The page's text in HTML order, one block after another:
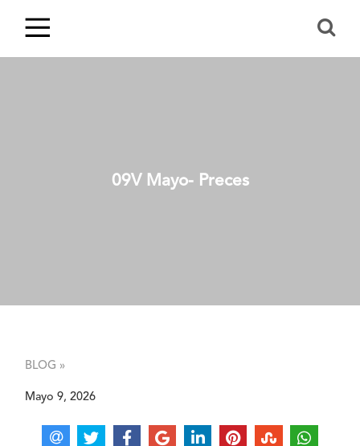
09V Mayo- Preces
BLOG »
Mayo 9, 2026